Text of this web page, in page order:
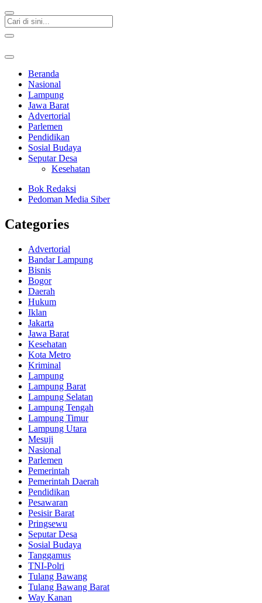
Beranda
Nasional
Lampung
Jawa Barat
Advertorial
Parlemen
Pendidikan
Sosial Budaya
Seputar Desa
Kesehatan
Bok Redaksi
Pedoman Media Siber
Categories
Advertorial
Bandar Lampung
Bisnis
Bogor
Daerah
Hukum
Iklan
Jakarta
Jawa Barat
Kesehatan
Kota Metro
Kriminal
Lampung
Lampung Barat
Lampung Selatan
Lampung Tengah
Lampung Timur
Lampung Utara
Mesuji
Nasional
Parlemen
Pemerintah
Pemerintah Daerah
Pendidikan
Pesawaran
Pesisir Barat
Pringsewu
Seputar Desa
Sosial Budaya
Tanggamus
TNI-Polri
Tulang Bawang
Tulang Bawang Barat
Way Kanan